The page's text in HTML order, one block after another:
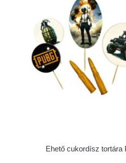
Ehető cukordísz tortára